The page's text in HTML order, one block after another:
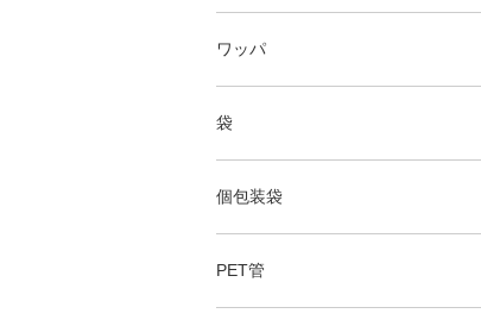
ワッパ
袋
個包装袋
PET管